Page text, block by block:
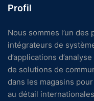
Profil
Nous sommes l’un des
intégrateurs de
d’applications
de solutions de
dans les magasins
au détail